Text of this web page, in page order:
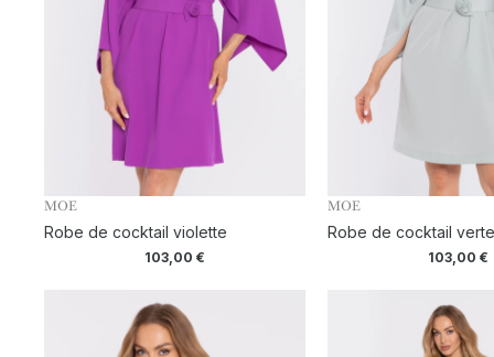
MOE
Robe de cocktail violette
103,00€
MOE
Robe de cocktail verte
103,00 €